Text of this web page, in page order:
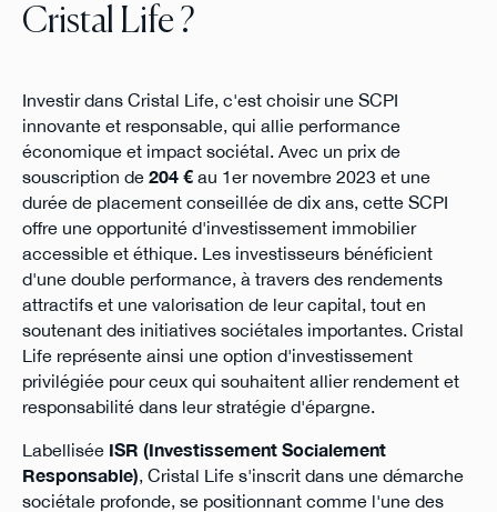
Cristal Life ?
Investir dans Cristal Life, c'est choisir une SCPI
innovante et responsable, qui allie performance
économique et impact sociétal. Avec un prix de
souscription de 204 €au 1er novembre 2023 et une
durée de placement conseillée de dix ans, cette SCPI
offre une opportunité d'investissement immobilier
accessible et éthique. Les investisseurs bénéficient
d'une double performance, à travers des rendements
attractifs et une valorisation de leur capital, tout en
soutenant des initiatives sociétales importantes. Cristal
Life représente ainsi une option d'investissement
privilégiée pour ceux qui souhaitent allier rendement et
responsabilité dans leur stratégie d'épargne.
Labellisée ISR (Investissement Socialement
Responsable) , Cristal Life s'inscrit dans une démarche
sociétale profonde, se positionnant comme l'une des